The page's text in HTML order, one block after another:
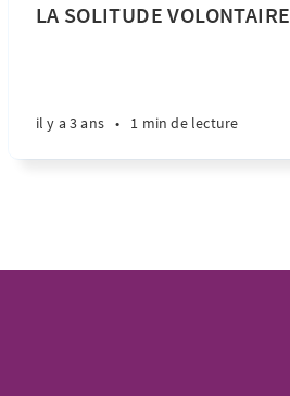
LA SOLITUDE VOLONTAIRE
il y a 3 ans • 1 min de lecture